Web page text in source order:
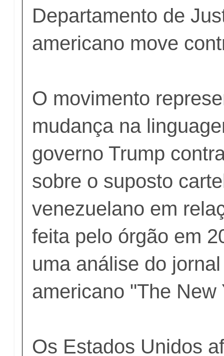
Departamento de
americano move
O movimento
mudança na
governo Trump
sobre o suposto
venezuelano em
feita pelo órgão em
uma análise do
americano "The New
Os Estados Unidos